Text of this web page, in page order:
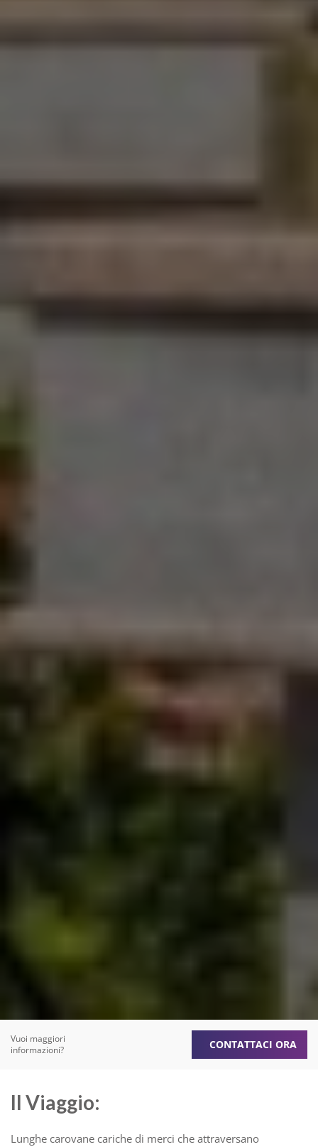
Vuoi maggiori
informazioni?
CONTATTACI ORA
Il Viaggio:
Lunghe carovane cariche di merci che attraversano